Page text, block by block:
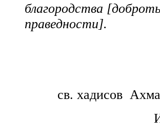
благородства
праведности].
св. хадисов